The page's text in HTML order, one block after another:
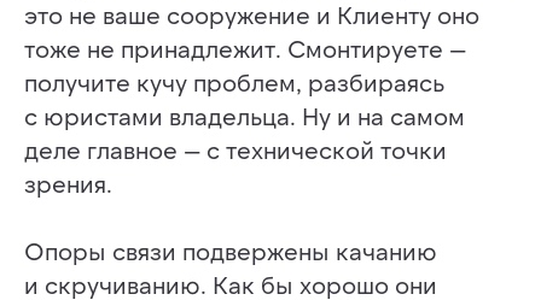
это не ваше сооружение и Клиенту оно
тоже не принадлежит. Смонтируете —
получите кучу проблем, разбираясь
с юристами владельца. Ну и на самом
деле главное — с технической точки
зрения.
Опоры связи подвержены качанию
и скручиванию. Как бы хорошо они